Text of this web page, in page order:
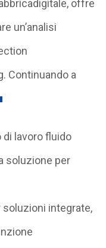
offre
un’analisi
Continuando a
di lavoro fluido
soluzione per
integrate,